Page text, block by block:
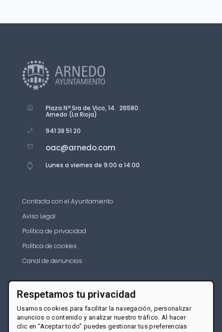
Plaza Nª Sra de Vico, 14. 26580.
Arnedo (La Rioja)
941 38 51 20
oac@arnedo.com
Lunes a viernes de 9:00 a 14:00
Contacta con el Ayuntamiento
Aviso Legal
Política de privacidad
Política de cookies
Canal de denuncias
Respetamos tu privacidad
Usamos cookies para facilitar la navegación, personalizar
anuncios o contenido y analizar nuestro tráfico. Al hacer
clic en “Aceptar todo” puedes gestionar tus preferencias